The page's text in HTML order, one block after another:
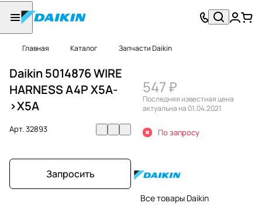
Главная Каталог Запчасти Daikin
Daikin 5014876 WIRE
HARNESS A4P X5A-
>X5A
Арт.32893
Запросить
547 ₽
Последняя известная цена
актуальна на 01.04.2021
По запросу
Все товары Daikin